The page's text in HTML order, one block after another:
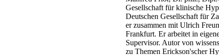
Gesellschaft für klinische
Deutschen Gesellschaft für
er zusammen mit Ulrich
Frankfurt. Er arbeitet in
Supervisor. Autor von
zu Themen Erickson'scher